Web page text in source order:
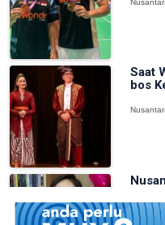
Saat
bos